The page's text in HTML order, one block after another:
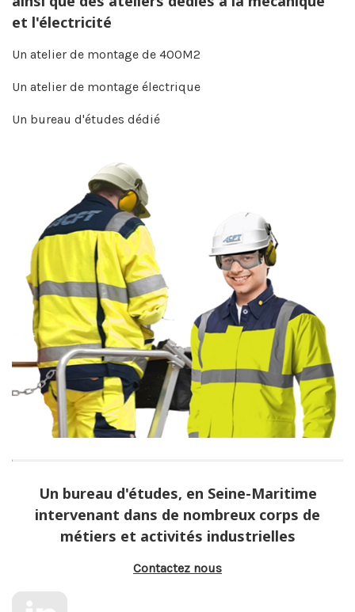
et l'électricité
Un atelier de montage de 400M2
Un atelier de montage électrique
Un bureau d'études dédié
Un bureau d'études, en Seine-Maritime
intervenant dans de nombreux corps de
métiers et activités industrielles
Contactez nous